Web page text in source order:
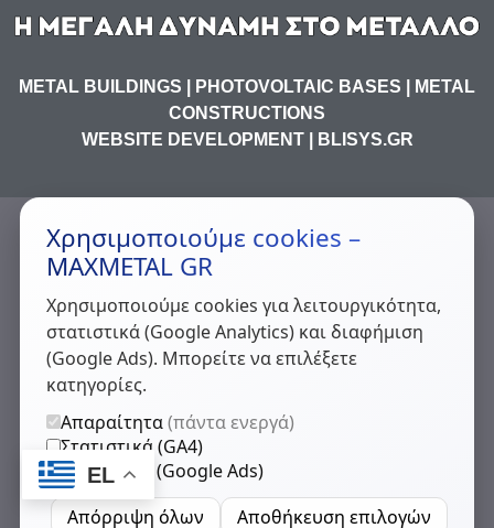
METAL BUILDINGS | PHOTOVOLTAIC BASES | METAL
CONSTRUCTIONS
WEBSITE DEVELOPMENT | BLISYS.GR
EL
Χρησιμοποιούμε cookies –
MAXMETAL GR
Χρησιμοποιούμε cookies για λειτουργικότητα,
στατιστικά (Google Analytics) και διαφήμιση
(Google Ads). Μπορείτε να επιλέξετε
κατηγορίες.
Απαραίτητα(πάντα ενεργά)
Στατιστικά (GA4)
Διαφήμιση (Google Ads)
Απόρριψη όλων
Αποθήκευση επιλογών